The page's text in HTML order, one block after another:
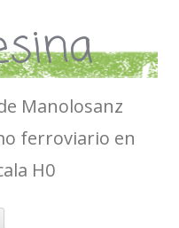
Manolosanz
ferroviario en
H0
Ir